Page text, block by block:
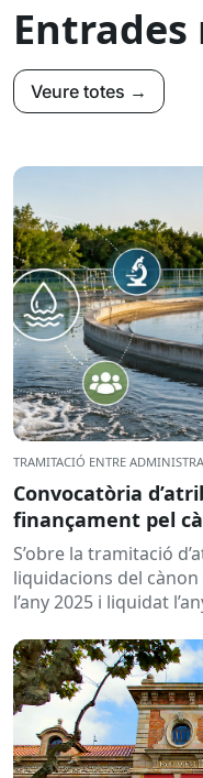
Veure totes →
TRAMITACIÓ ENTRE
Convocatòria
finançament pel
d’abocaments
2026
S’obre la tramitació
liquidacions del
l’any 2025 i liquidat